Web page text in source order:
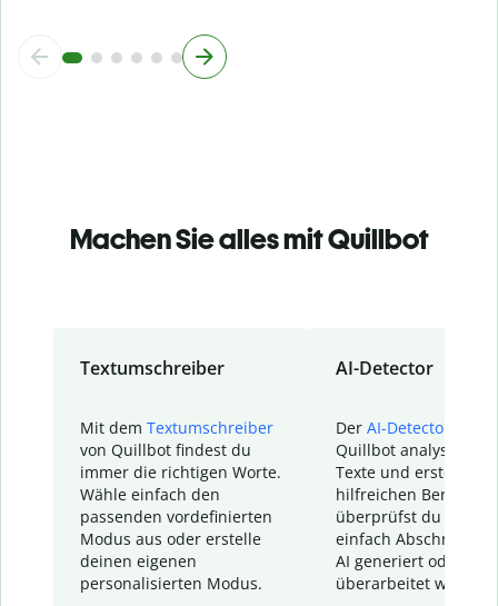
Machen Sie alles mit Quillbot
Textumschreiber
Mit dem Textumschreiber
von Quillbot findest du
immer die richtigen Worte.
Wähle einfach den
passenden vordefinierten
Modus aus oder erstelle
deinen eigenen
personalisierten Modus.
AI-Detector
Der AI-Detector
Quillbot analysiert
Texte und erstellt
hilfreichen Bericht.
überprüfst du
einfach Abschnitte,
AI generiert oder
überarbeitet wurden.